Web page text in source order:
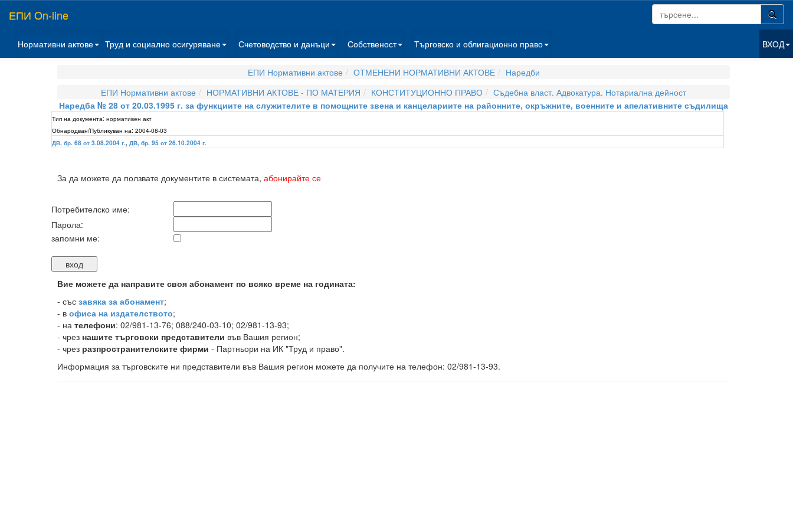
ЕПИ On-line
Нормативни актове Труд и социално осигуряване Счетоводство и данъци Собственост Търговско и облигационно право ВХОД
ЕПИ Нормативни актове ОТМЕНЕНИ НОРМАТИВНИ АКТОВЕ
Наредби
ЕПИ Нормативни актове
НОРМАТИВНИ АКТОВЕ - ПО МАТЕРИЯ КОНСТИТУЦИОННО ПРАВО
Съдебна власт. Адвокатура. Нотариална дейност
Наредба № 28 от 20.03.1995 г. за функциите на служителите в помощните звена и канцелариите на районните, окръжните, военните и апелативните съдилища
Тип на документа: нормативен акт
Обнародван/Публикуван на: 2004-08-03
ДВ, бр. 68 от 3.08.2004 г., ДВ, бр. 95 от 26.10.2004 г.
За да можете да ползвате документите в системата, абонирайте се
Потребителско име:
Парола:
запомни ме:
Вие можете да направите своя абонамент по всяко време на годината:
- със завяка за абонамент;
- в офиса на издателството;
- на телефони: 02/981-13-76; 088/240-03-10; 02/981-13-93;
- чрез нашите търговски представители във Вашия регион;
- чрез разпространителските фирми - Партньори на ИК "Труд и право".
Информация за търговските ни представители във Вашия регион можете да получите на телефон: 02/981-13-93.